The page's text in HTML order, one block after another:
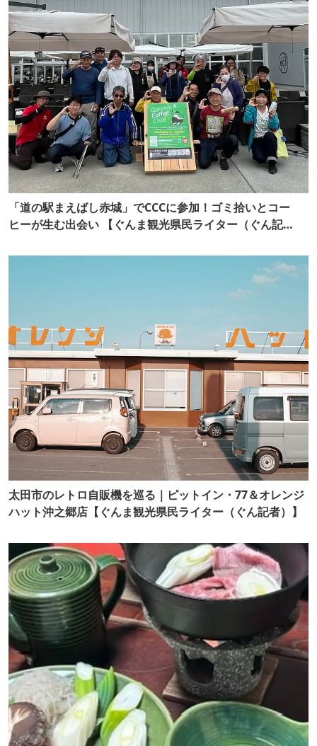
「道の駅まえばし赤城」でCCCに参加！ゴミ拾いとコー
ヒーが生む出会い 【ぐんま観光県民ライター（ぐん記
太田市のレトロ自販機を巡る｜ピットイン・77＆オレンジ
ハット沖之郷店【ぐんま観光県民ライター（ぐん記者）】